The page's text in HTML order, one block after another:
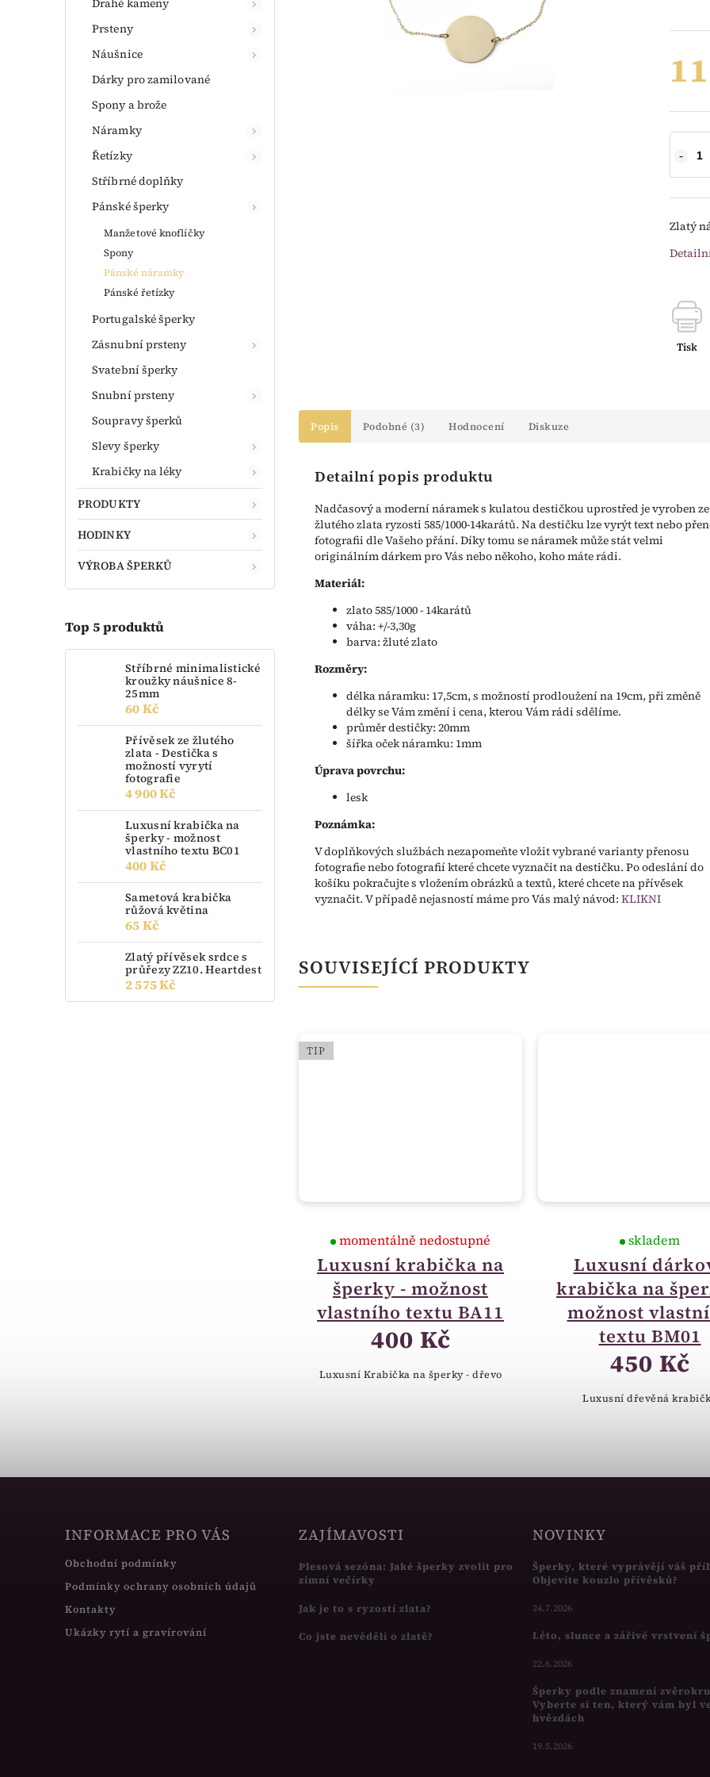
Prsteny
Náušnice
Dárky pro zamilované
Spony a brože
Náramky
Řetízky
Stříbrné doplňky
Pánské šperky
Manžetové knoflíčky
Spony
Pánské náramky
Pánské řetízky
Portugalské šperky
Zásnubní prsteny
Svatební šperky
Snubní prsteny
Soupravy šperků
Slevy šperky
Krabičky na léky
PRODUKTY
HODINKY
VÝROBA ŠPERKŮ
Top 5 produktů
Stříbrné minimalistické
kroužky náušnice 8-
25mm
60 Kč
Přívěsek ze žlutého
zlata - Destička s
možností vyrytí
fotografie
4 900 Kč
Luxusní krabička na
šperky - možnost
vlastního textu BC01
400 Kč
Sametová krabička
růžová květina
65 Kč
Zlatý přívěsek srdce s
průřezy ZZ10. Heartdest
2 575 Kč
Zlatý
Tisk
Popis Podobné (3) Hodnocení Diskuze
Detailní popis produktu
Nadčasový a moderní náramek s kulatou destičkou uprostřed je vyroben ze
žlutého zlata ryzosti 585/1000-14karátů. Na destičku lze vyrýt text nebo
fotografii dle Vašeho přání. Díky tomu se náramek může stát velmi
originálním dárkem pro Vás nebo někoho, koho máte rádi.
Materiál:
zlato 585/1000 - 14karátů
váha: +/-3,30g
barva: žluté zlato
Rozměry:
délka náramku: 17,5cm, s možností prodloužení na 19cm, při změně
délky se Vám změní i cena, kterou Vám rádi sdělíme.
průměr destičky: 20mm
šířka oček náramku: 1mm
Úprava povrchu:
lesk
Poznámka:
V doplňkových službách nezapomeňte vložit vybrané varianty přenosu
fotografie nebo fotografií které chcete vyznačit na destičku. Po odeslání do
košíku pokračujte s vložením obrázků a textů, které chcete na přívěsek
vyznačit. V případě nejasností máme pro Vás malý návod: KLIKNI
SOUVISEJÍCÍ PRODUKTY
TIP
Luxusní krabička na
šperky - možnost
vlastního textu BA11
momentálně nedostupné
400 Kč
Luxusní Krabička na šperky - dřevo
Luxusní
krabička na
možnost
textu BM01
skladem
450 Kč
Luxusní dřevěná
INFORMACE PRO VÁS
Obchodní podmínky
Podmínky ochrany osobních údajů
Kontakty
Ukázky rytí a gravírování
ZAJÍMAVOSTI
Plesová sezóna: Jaké šperky zvolit pro
zimní večírky
Jak je to s ryzostí zlata?
Co jste nevěděli o zlatě?
NOVINKY
Šperky, které vyprávějí váš
Objevíte kouzlo přívěsků?
24.7.2026
Léto, slunce a zářivé vrstvení
22.6.2026
Šperky podle znamení
Vyberte si ten, který vám byl
hvězdách
19.5.2026